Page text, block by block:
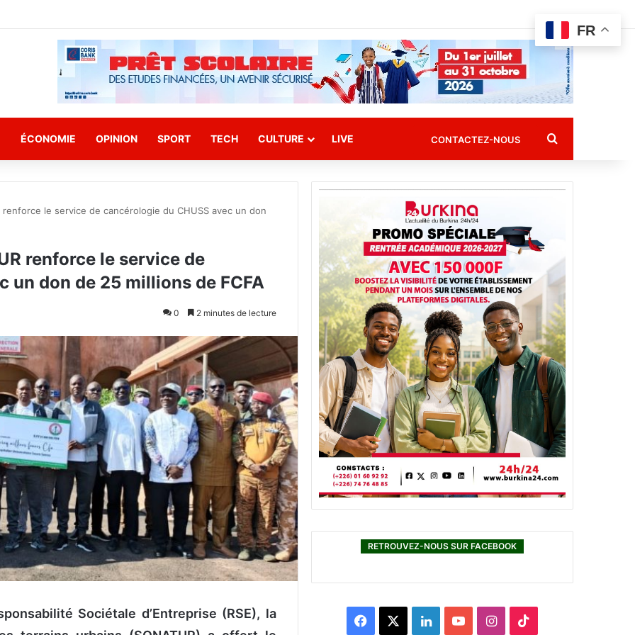
ÉCONOMIE OPINION SPORT TECH CULTURE LIVE CONTACTEZ-NOUS Rechercher
renforce le service de cancérologie du CHUSS avec un don
renforce le service de
un don de 25 millions de FCFA
0 2 minutes de lecture
Sociétale d’Entreprise (RSE), la
RETROUVEZ-NOUS SUR FACEBOOK
L
I
FR